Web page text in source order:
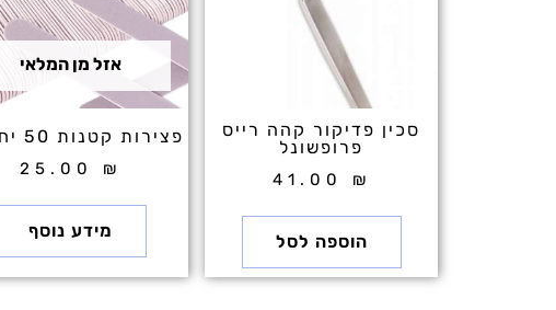
סכין פדיקור קהה רייס
פרופשונל
41.00 ₪
הוספה לסל
אזל מן המלאי
פצירות קטנות 50 יחידות
25.00 ₪
מידע נוסף